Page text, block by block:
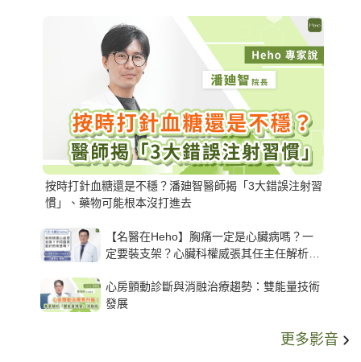
按時打針血糖還是不穩？潘廸智醫師揭「3大錯誤注射習
慣」、藥物可能根本沒打進去
【名醫在Heho】胸痛一定是心臟病嗎？一
定要裝支架？心臟科權威張其任主任解析支
心房顫動診斷與消融治療趨勢：雙能量技術
發展
更多影音